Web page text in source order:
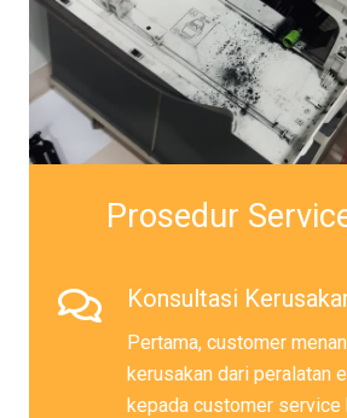
Prosedur
Konsultasi
Pertama, customer
kerusakan dari peralatan
kepada customer service